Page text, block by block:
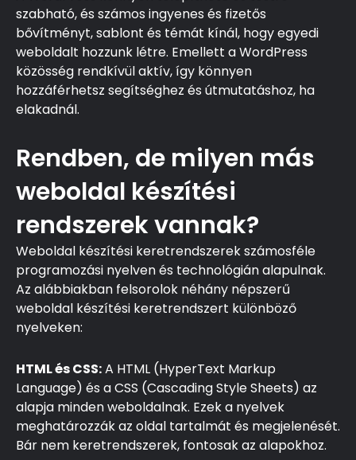
szabható, és számos ingyenes és fizetős
bővítményt, sablont és témát kínál, hogy egyedi
weboldalt hozzunk létre. Emellett a WordPress
közösség rendkívül aktív, így könnyen
hozzáférhetsz segítséghez és útmutatáshoz, ha
elakadnál.
Rendben, de milyen más
weboldal készítési
rendszerek vannak?
Weboldal készítési keretrendszerek számosféle
programozási nyelven és technológián alapulnak.
Az alábbiakban felsorolok néhány népszerű
weboldal készítési keretrendszert különböző
nyelveken:
HTML és CSS:A HTML (HyperText Markup
Language) és a CSS (Cascading Style Sheets) az
alapja minden weboldalnak. Ezek a nyelvek
meghatározzák az oldal tartalmát és megjelenését.
Bár nem keretrendszerek, fontosak az alapokhoz.